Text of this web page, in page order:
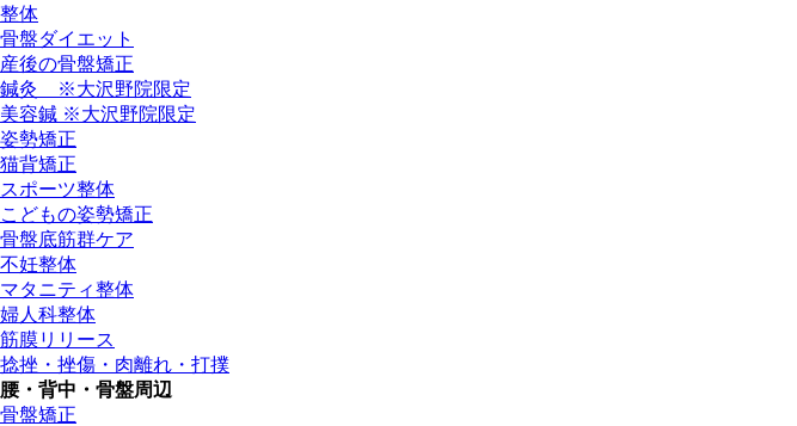
整体
骨盤ダイエット
産後の骨盤矯正
鍼灸 ※大沢野院限定
美容鍼 ※大沢野院限定
姿勢矯正
猫背矯正
スポーツ整体
こどもの姿勢矯正
骨盤底筋群ケア
不妊整体
マタニティ整体
婦人科整体
筋膜リリース
捻挫・挫傷・肉離れ・打撲
腰・背中・骨盤周辺
骨盤矯正